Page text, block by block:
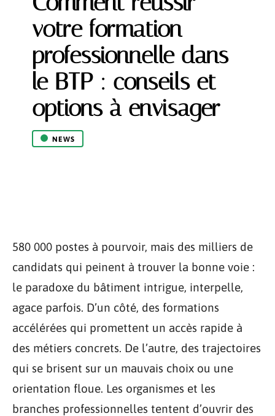
votre formation
professionnelle dans
le BTP : conseils et
options à envisager
NEWS
580 000 postes à pourvoir, mais des milliers de
candidats qui peinent à trouver la bonne voie :
le paradoxe du bâtiment intrigue, interpelle,
agace parfois. D’un côté, des formations
accélérées qui promettent un accès rapide à
des métiers concrets. De l’autre, des trajectoires
qui se brisent sur un mauvais choix ou une
orientation floue. Les organismes et les
branches professionnelles tentent d’ouvrir des